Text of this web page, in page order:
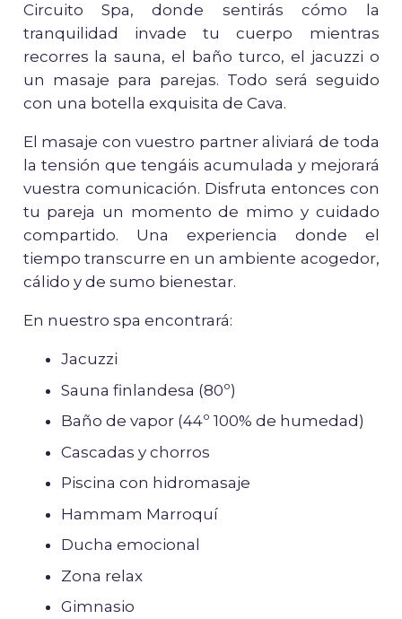
Circuito Spa, donde sentirás cómo la
tranquilidad invade tu cuerpo mientras
recorres la sauna, el baño turco, el jacuzzi o
un masaje para parejas. Todo será seguido
con una botella exquisita de Cava.
El masaje con vuestro partner aliviará de toda
la tensión que tengáis acumulada y mejorará
vuestra comunicación. Disfruta entonces con
tu pareja un momento de mimo y cuidado
compartido. Una experiencia donde el
tiempo transcurre en un ambiente acogedor,
cálido y de sumo bienestar.
En nuestro spa encontrará:
Jacuzzi
Sauna finlandesa (80º)
Baño de vapor (44º 100% de humedad)
Cascadas y chorros
Piscina con hidromasaje
Hammam Marroquí
Ducha emocional
Zona relax
Gimnasio